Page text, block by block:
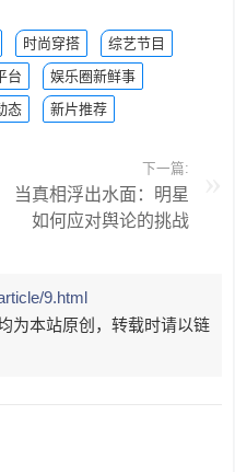
时尚穿搭
综艺节目
台
娱乐圈新鲜事
态 新片推荐
下一篇:
当真相浮出水面：明星
如何应对舆论的挑战
9.html
为本站原创，转载时请以链